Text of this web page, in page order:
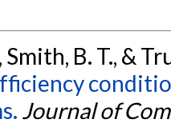
Smith, B. T., &
Journal of